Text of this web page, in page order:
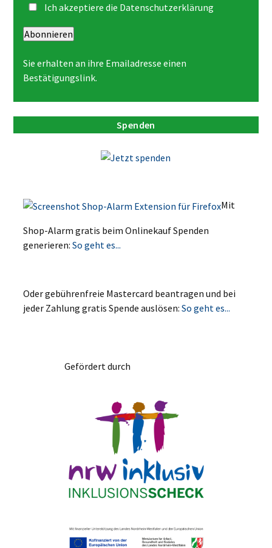
Ich akzeptiere die Datenschutzerklärung
Abonnieren
Sie erhalten an ihre Emailadresse einen
Bestätigungslink.
Spenden
Mit
Shop-Alarm gratis beim Onlinekauf Spenden
generieren:So geht es...
Oder gebührenfreie Mastercard beantragen und bei
jeder Zahlung gratis Spende auslösen:So geht es...
Gefördert durch